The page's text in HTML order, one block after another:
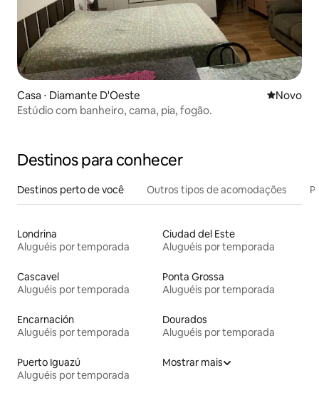
Casa ⋅ Diamante D'Oeste Novo
Novo
Estúdio com banheiro, cama, pia, fogão.
Destinos para conhecer
Destinos perto de você Outros tipos de acomodações
Londrina
Aluguéis por temporada
Ciudad del Este
Aluguéis por temporada
Cascavel
Aluguéis por temporada
Ponta Grossa
Aluguéis por temporada
Encarnación
Aluguéis por temporada
Dourados
Aluguéis por temporada
Puerto Iguazú
Aluguéis por temporada
Mostrar mais